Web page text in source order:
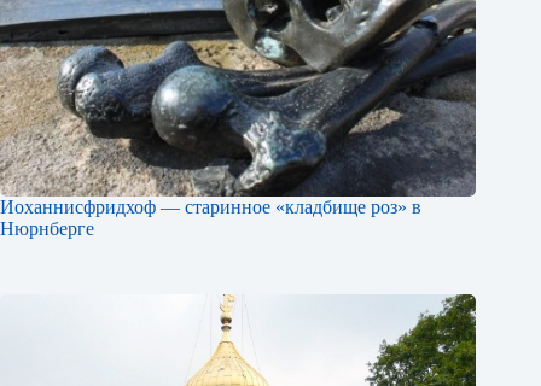
Иоханнисфридхоф — старинное «кладбище роз» в
Нюрнберге